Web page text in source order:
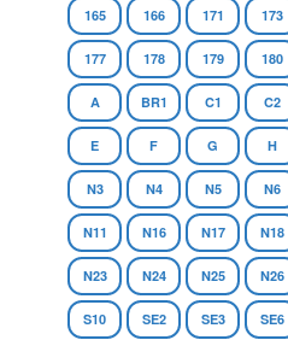
165 166 171 173
177 178 179 180
A BR1 C1 C2
E F G H
N3 N4 N5 N6
N11 N16 N17 N18
N23 N24 N25 N26
S10 SE2 SE3 SE6